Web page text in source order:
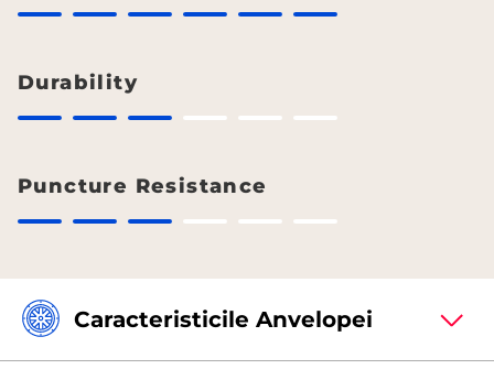
Durability
Puncture Resistance
Caracteristicile Anvelopei